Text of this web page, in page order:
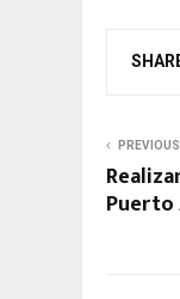
Puerto